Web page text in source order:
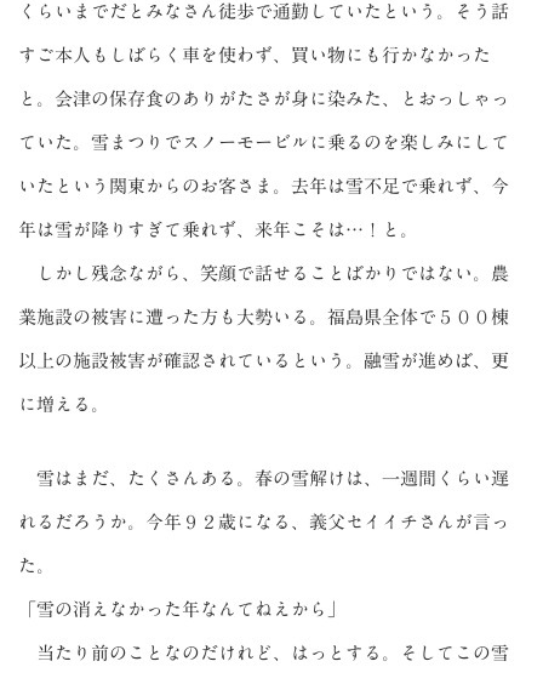
くらいまでだとみなさん徒歩で通勤していたという。そう話
すご本人もしばらく車を使わず、買い物にも行かなかった
と。会津の保存食のありがたさが身に染みた、とおっしゃっ
ていた。雪まつりでスノーモービルに乗るのを楽しみにして
いたという関東からのお客さま。去年は雪不足で乗れず、今
年は雪が降りすぎて乗れず、来年こそは…！と。
しかし残念ながら、笑顔で話せることばかりではない。農
業施設の被害に遭った方も大勢いる。福島県全体で５００棟
以上の施設被害が確認されているという。融雪が進めば、更
に増える。
雪はまだ、たくさんある。春の雪解けは、一週間くらい遅
れるだろうか。今年９２歳になる、義父セイイチさんが言っ
た。
「雪の消えなかった年なんてねえから」
当たり前のことなのだけれど、はっとする。そしてこの雪